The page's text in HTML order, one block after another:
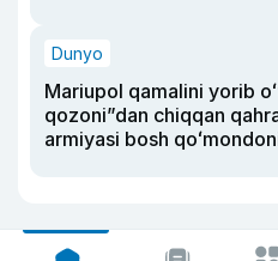
Dunyo
Mariupol qamalini yorib
qozoni”dan chiqqan
armiyasi bosh